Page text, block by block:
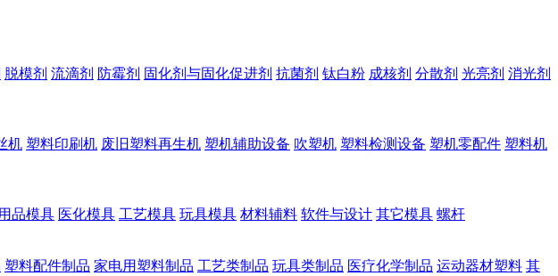
脱模剂 流滴剂 防霉剂 固化剂与固化促进剂 抗菌剂 钛白粉 成核剂 分散剂 光亮剂 消光剂
机 塑料印刷机 废旧塑料再生机 塑机辅助设备 吹塑机 塑料检测设备 塑机零配件 塑料机
品模具 医化模具 工艺模具 玩具模具 材料辅料 软件与设计 其它模具 螺杆
塑料配件制品 家电用塑料制品 工艺类制品 玩具类制品 医疗化学制品 运动器材塑料 其